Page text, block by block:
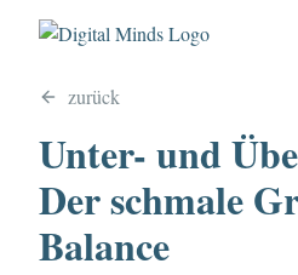
zurück
Unter- und
Der schmale
Balance